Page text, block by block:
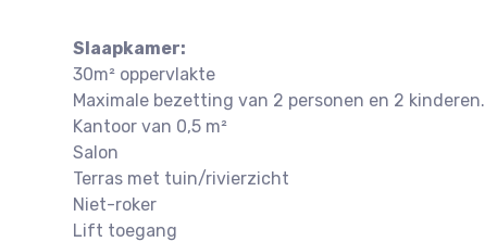
Slaapkamer:
30m² oppervlakte
Maximale bezetting van 2 personen en 2 kinderen.
Kantoor van 0,5 m²
Salon
Terras met tuin/rivierzicht
Niet-roker
Lift toegang